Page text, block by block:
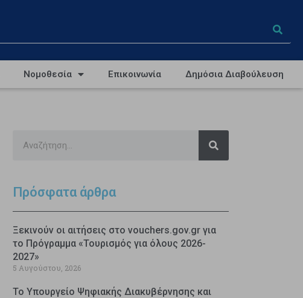
Νομοθεσία Επικοινωνία Δημόσια Διαβούλευση
Πρόσφατα άρθρα
Ξεκινούν οι αιτήσεις στο vouchers.gov.gr για
το Πρόγραμμα «Τουρισμός για όλους 2026-
2027»
5 Αυγούστου, 2026
Το Υπουργείο Ψηφιακής Διακυβέρνησης και